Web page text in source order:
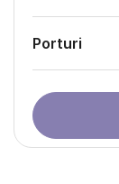
Porturi